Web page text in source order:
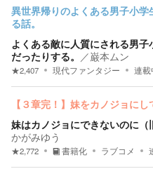
異世界帰りのよくある男子小
る話。
よくある敵に人質にされる男
だったりする。 ／巌本ムン
★2,407 現代ファンタジー 連載
【３章完！】妹をカノジョに
妹はカノジョにできないのに（
かがみゆう
★2,772 書籍化 ラブコメ